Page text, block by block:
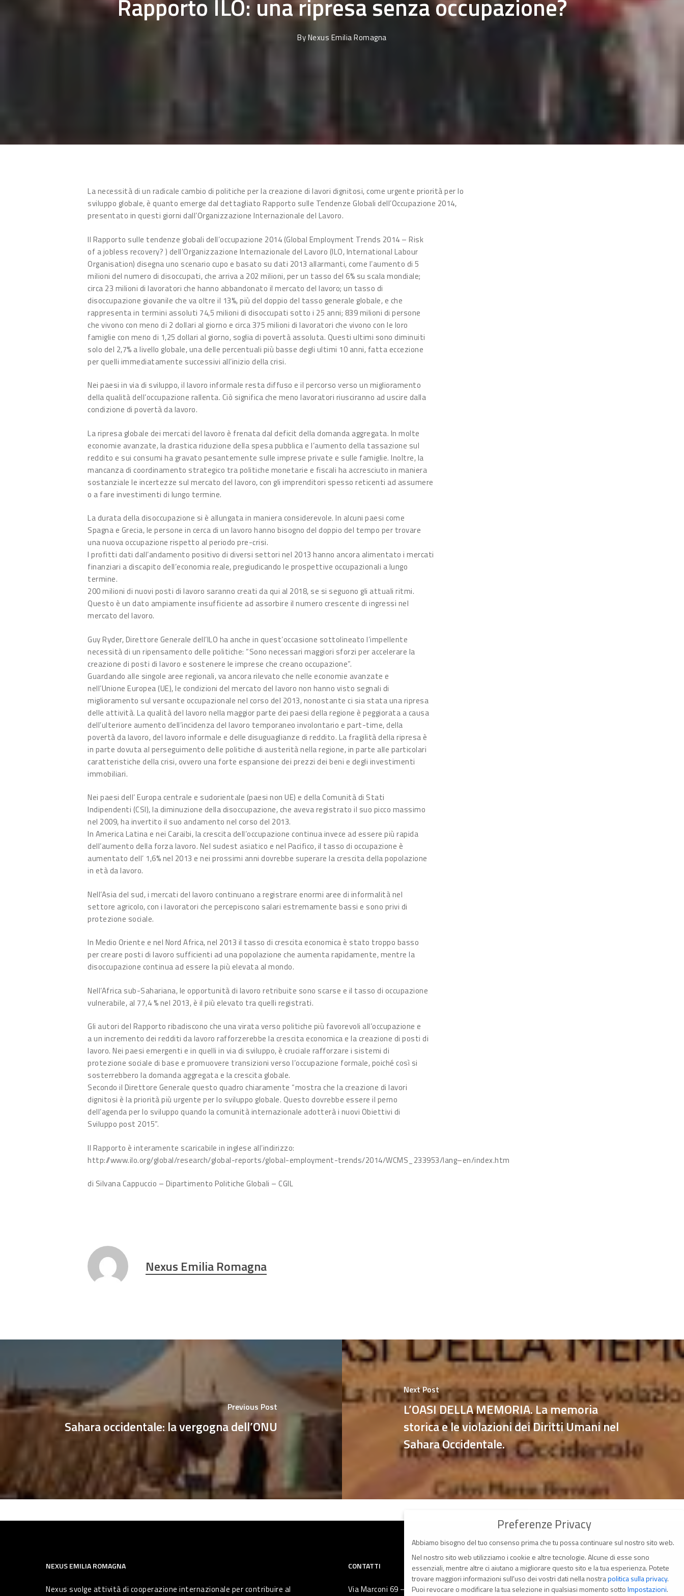
Rapporto ILO: una ripresa senza occupazione?
ByNexus Emilia Romagna
La necessità di un radicale cambio di politiche per la creazione di lavori dignitosi, come urgente priorità per lo
sviluppo globale, è quanto emerge dal dettagliato Rapporto sulle Tendenze Globali dell’Occupazione 2014,
presentato in questi giorni dall’Organizzazione Internazionale del Lavoro.
Il Rapporto sulle tendenze globali dell’occupazione 2014 (Global Employment Trends 2014 – Risk
of a jobless recovery? ) dell’Organizzazione Internazionale del Lavoro (ILO, International Labour
Organisation) disegna uno scenario cupo e basato su dati 2013 allarmanti, come l’aumento di 5
milioni del numero di disoccupati, che arriva a 202 milioni, per un tasso del 6% su scala mondiale;
circa 23 milioni di lavoratori che hanno abbandonato il mercato del lavoro; un tasso di
disoccupazione giovanile che va oltre il 13%, più del doppio del tasso generale globale, e che
rappresenta in termini assoluti 74,5 milioni di disoccupati sotto i 25 anni; 839 milioni di persone
che vivono con meno di 2 dollari al giorno e circa 375 milioni di lavoratori che vivono con le loro
famiglie con meno di 1,25 dollari al giorno, soglia di povertà assoluta. Questi ultimi sono diminuiti
solo del 2,7% a livello globale, una delle percentuali più basse degli ultimi 10 anni, fatta eccezione
per quelli immediatamente successivi all’inizio della crisi.
Nei paesi in via di sviluppo, il lavoro informale resta diffuso e il percorso verso un miglioramento
della qualità dell’occupazione rallenta. Ciò significa che meno lavoratori riusciranno ad uscire dalla
condizione di povertà da lavoro.
La ripresa globale dei mercati del lavoro è frenata dal deficit della domanda aggregata. In molte
economie avanzate, la drastica riduzione della spesa pubblica e l’aumento della tassazione sul
reddito e sui consumi ha gravato pesantemente sulle imprese private e sulle famiglie. Inoltre, la
mancanza di coordinamento strategico tra politiche monetarie e fiscali ha accresciuto in maniera
sostanziale le incertezze sul mercato del lavoro, con gli imprenditori spesso reticenti ad assumere
o a fare investimenti di lungo termine.
La durata della disoccupazione si è allungata in maniera considerevole. In alcuni paesi come
Spagna e Grecia, le persone in cerca di un lavoro hanno bisogno del doppio del tempo per trovare
una nuova occupazione rispetto al periodo pre-crisi.
I profitti dati dall’andamento positivo di diversi settori nel 2013 hanno ancora alimentato i mercati
finanziari a discapito dell’economia reale, pregiudicando le prospettive occupazionali a lungo
termine.
200 milioni di nuovi posti di lavoro saranno creati da qui al 2018, se si seguono gli attuali ritmi.
Questo è un dato ampiamente insufficiente ad assorbire il numero crescente di ingressi nel
mercato del lavoro.
Guy Ryder, Direttore Generale dell’ILO ha anche in quest’occasione sottolineato l’impellente
necessità di un ripensamento delle politiche: “Sono necessari maggiori sforzi per accelerare la
creazione di posti di lavoro e sostenere le imprese che creano occupazione”.
Guardando alle singole aree regionali, va ancora rilevato che nelle economie avanzate e
nell’Unione Europea (UE), le condizioni del mercato del lavoro non hanno visto segnali di
miglioramento sul versante occupazionale nel corso del 2013, nonostante ci sia stata una ripresa
delle attività. La qualità del lavoro nella maggior parte dei paesi della regione è peggiorata a causa
dell’ulteriore aumento dell’incidenza del lavoro temporaneo involontario e part-time, della
povertà da lavoro, del lavoro informale e delle disuguaglianze di reddito. La fragilità della ripresa è
in parte dovuta al perseguimento delle politiche di austerità nella regione, in parte alle particolari
caratteristiche della crisi, ovvero una forte espansione dei prezzi dei beni e degli investimenti
immobiliari.
Nei paesi dell’ Europa centrale e sudorientale (paesi non UE) e della Comunità di Stati
Indipendenti (CSI), la diminuzione della disoccupazione, che aveva registrato il suo picco massimo
nel 2009, ha invertito il suo andamento nel corso del 2013.
In America Latina e nei Caraibi, la crescita dell’occupazione continua invece ad essere più rapida
dell’aumento della forza lavoro. Nel sudest asiatico e nel Pacifico, il tasso di occupazione è
aumentato dell’ 1,6% nel 2013 e nei prossimi anni dovrebbe superare la crescita della popolazione
in età da lavoro.
Nell’Asia del sud, i mercati del lavoro continuano a registrare enormi aree di informalità nel
settore agricolo, con i lavoratori che percepiscono salari estremamente bassi e sono privi di
protezione sociale.
In Medio Oriente e nel Nord Africa, nel 2013 il tasso di crescita economica è stato troppo basso
per creare posti di lavoro sufficienti ad una popolazione che aumenta rapidamente, mentre la
disoccupazione continua ad essere la più elevata al mondo.
Nell’Africa sub-Sahariana, le opportunità di lavoro retribuite sono scarse e il tasso di occupazione
vulnerabile, al 77,4 % nel 2013, è il più elevato tra quelli registrati.
Gli autori del Rapporto ribadiscono che una virata verso politiche più favorevoli all’occupazione e
a un incremento dei redditi da lavoro rafforzerebbe la crescita economica e la creazione di posti di
lavoro. Nei paesi emergenti e in quelli in via di sviluppo, è cruciale rafforzare i sistemi di
protezione sociale di base e promuovere transizioni verso l’occupazione formale, poiché così si
sosterrebbero la domanda aggregata e la crescita globale.
Secondo il Direttore Generale questo quadro chiaramente “mostra che la creazione di lavori
dignitosi è la priorità più urgente per lo sviluppo globale. Questo dovrebbe essere il perno
dell’agenda per lo sviluppo quando la comunità internazionale adotterà i nuovi Obiettivi di
Sviluppo post 2015”.
Il Rapporto è interamente scaricabile in inglese all’indirizzo:
http://www.ilo.org/global/research/global-reports/global-employment-trends/2014/WCMS_233953/lang–en/index.htm
di Silvana Cappuccio – Dipartimento Politiche Globali – CGIL
Nexus Emilia Romagna
Previous Post
Sahara occidentale: la vergogna dell’ONU
Next Post
L’OASI DELLA MEMORIA. La memoria
storica e le violazioni dei Diritti Umani nel
Sahara Occidentale.
NEXUS EMILIA ROMAGNA
Nexus svolge attività di cooperazione internazionale per contribuire al
CONTATTI
Via Marconi 69 – 40122 Bologna (Italia)
Preferenze Privacy
Abbiamo bisogno del tuo consenso prima che tu possa continuare sul nostro sito web.
Nel nostro sito web utilizziamo i cookie e altre tecnologie. Alcune di esse sono
essenziali, mentre altre ci aiutano a migliorare questo sito e la tua esperienza. Potete
trovare maggiori informazioni sull'uso dei vostri dati nella nostrapolitica sulla privacy.
Puoi revocare o modificare la tua selezione in qualsiasi momento sottoImpostazioni.